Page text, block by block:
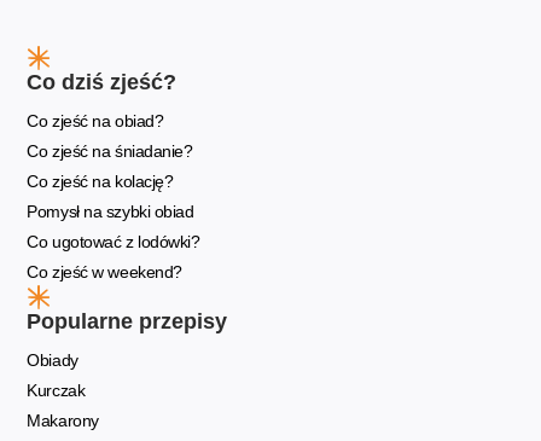
Co dziś zjeść?
Co zjeść na obiad?
Co zjeść na śniadanie?
Co zjeść na kolację?
Pomysł na szybki obiad
Co ugotować z lodówki?
Co zjeść w weekend?
Popularne przepisy
Obiady
Kurczak
Makarony